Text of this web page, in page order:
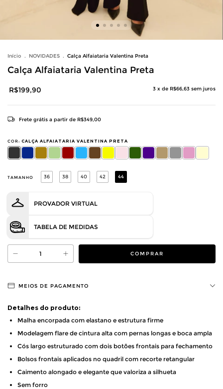
Início . NOVIDADES . Calça Alfaiataria Valentina Preta
Calça Alfaiataria Valentina Preta
R$199,90 3 x de R$66,63 sem juros
Frete grátis a partir de R$349,00
COR: CALÇA ALFAIATARIA VALENTINA PRETA
TAMANHO 36 38 40 42 44
PROVADOR VIRTUAL
TABELA DE MEDIDAS
MEIOS DE PAGAMENTO
Detalhes do produto:
Malha encorpada com elastano e estrutura firme
Modelagem flare de cintura alta com pernas longas e boca ampla
Cós largo estruturado com dois botões frontais para fechamento
Bolsos frontais aplicados no quadril com recorte retangular
Caimento alongado e elegante que valoriza a silhueta
Sem forro